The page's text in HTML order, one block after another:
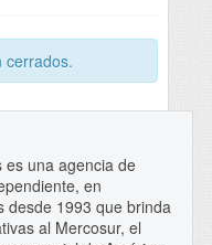
cerrados.
es una agencia de
en
desde 1993 que brinda
al Mercosur, el